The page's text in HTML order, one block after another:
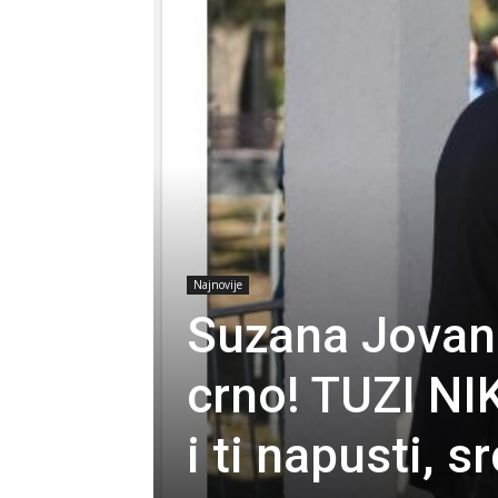
Najnovije
Suzana
crno! TUZI
i ti napusti,